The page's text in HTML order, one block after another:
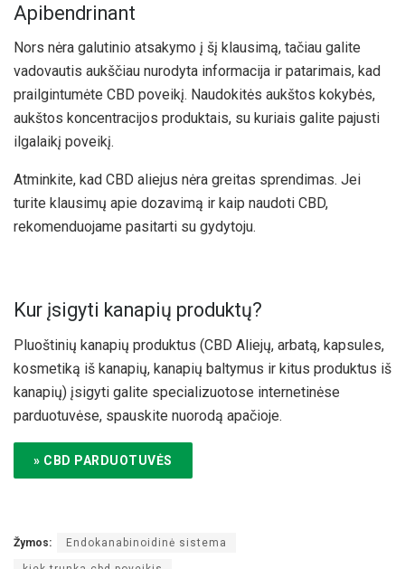
Apibendrinant
Nors nėra galutinio atsakymo į šį klausimą, tačiau galite
vadovautis aukščiau nurodyta informacija ir patarimais, kad
prailgintumėte CBD poveikį. Naudokitės aukštos kokybės,
aukštos koncentracijos produktais, su kuriais galite pajusti
ilgalaikį poveikį.
Atminkite, kad CBD aliejus nėra greitas sprendimas. Jei
turite klausimų apie dozavimą ir kaip naudoti CBD,
rekomenduojame pasitarti su gydytoju.
Kur įsigyti kanapių produktų?
Pluoštinių kanapių produktus (CBD Aliejų, arbatą, kapsules,
kosmetiką iš kanapių, kanapių baltymus ir kitus produktus iš
kanapių) įsigyti galite specializuotose internetinėse
parduotuvėse, spauskite nuorodą apačioje.
» CBD PARDUOTUVĖS
Žymos: Endokanabinoidinė sistema